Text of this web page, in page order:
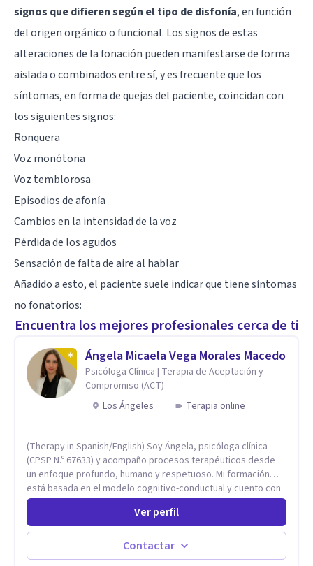
signos que difieren según el tipo de disfonía, en función
del origen orgánico o funcional. Los signos de estas
alteraciones de la fonación pueden manifestarse de forma
aislada o combinados entre sí, y es frecuente que los
síntomas, en forma de quejas del paciente, coincidan con
los siguientes signos:
Ronquera
Voz monótona
Voz temblorosa
Episodios de afonía
Cambios en la intensidad de la voz
Pérdida de los agudos
Sensación de falta de aire al hablar
Añadido a esto, el paciente suele indicar que tiene síntomas
no fonatorios:
Encuentra los mejores profesionales cerca de ti
Ángela Micaela Vega Morales Macedo
Psicóloga Clínica | Terapia de Aceptación y
Compromiso (ACT)
Los Ángeles
Terapia online
(Therapy in Spanish/English) Soy Ángela, psicóloga clínica
(CPSP N.º 67633) y acompaño procesos terapéuticos desde
un enfoque profundo, humano y respetuoso. Mi formación
está basada en el modelo cognitivo-conductual y cuento con
especialización en Terapia de Aceptación y Compromiso
(ACT), formada en Fundación Foro, Argentina. Estos estudios,
junto con mi desarrollo profesional, me han permitido
construir una base sólida desde la cual acompaño cada
proceso con sensibilidad, criterio clínico y una mirada
Ver perfil
Contactar